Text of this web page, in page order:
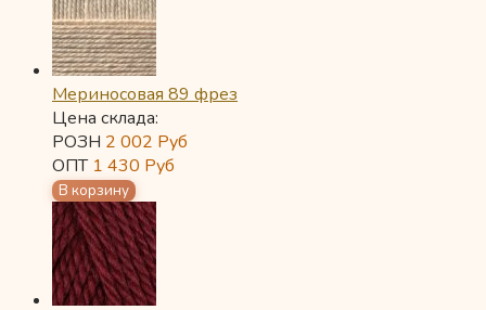
Мериносовая 89 фрез
Цена склада:
РОЗН 2 002 Руб
ОПТ 1 430 Руб